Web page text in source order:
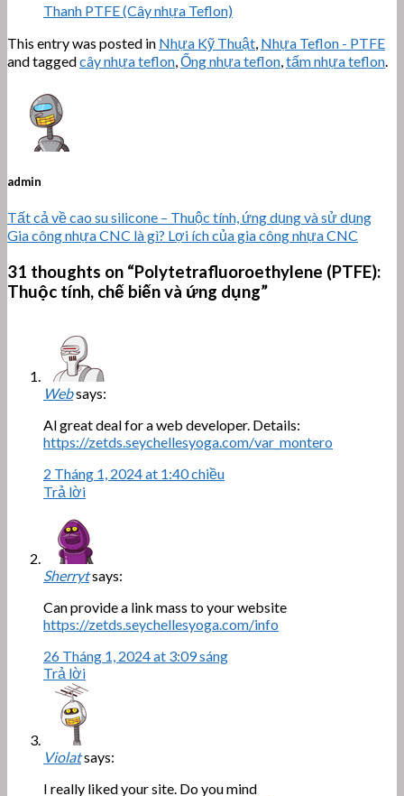
Thanh PTFE (Cây nhựa Teflon)
This entry was posted in Nhựa Kỹ Thuật Nhựa Teflon - PTFE
and taggedcây nhựa teflon Ống nhựa teflon tấm nhựa teflon
admin
Tất cả về cao su silicone – Thuộc tính, ứng dụng và sử dụng
Gia công nhựa CNC là gì? Lợi ích của gia công nhựa CNC
31 thoughts on “Polytetrafluoroethylene (PTFE):
Thuộc tính, chế biến và ứng dụng”
Websays:
Al great deal for a web developer. Details:
https://zetds.seychellesyoga.com/var_montero
2 Tháng 1, 2024 at 1:40 chiều
Trả lời
Sherrytsays:
Can provide a link mass to your website
https://zetds.seychellesyoga.com/info
26 Tháng 1, 2024 at 3:09 sáng
Trả lời
Violatsays:
I really liked your site. Do you mind